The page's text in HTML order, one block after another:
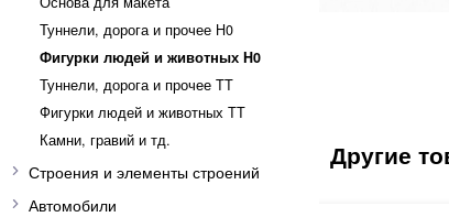
Туннели, дорога и прочее H0
Фигурки людей и животных H0
Туннели, дорога и прочее TT
Фигурки людей и животных TT
Камни, гравий и тд.
Строения и элементы строений
Автомобили